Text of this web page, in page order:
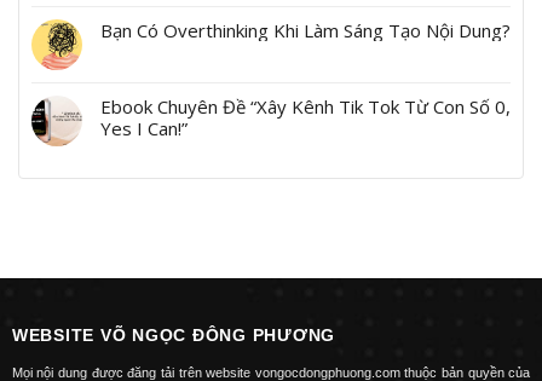
Bạn Có Overthinking Khi Làm Sáng Tạo Nội Dung?
Ebook Chuyên Đề “Xây Kênh Tik Tok Từ Con Số 0,
Yes I Can!”
WEBSITE VÕ NGỌC ĐÔNG PHƯƠNG
Mọi nội dung được đăng tải trên website vongocdongphuong.com thuộc bản quyền của